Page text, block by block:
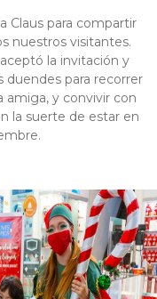
Claus para compartir
nuestros visitantes.
la invitación y
duendes para recorrer
amiga, y convivir con
la suerte de estar en